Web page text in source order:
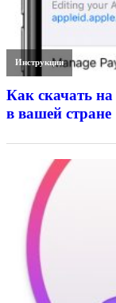
Инструкции
Как скачать
в вашей стране